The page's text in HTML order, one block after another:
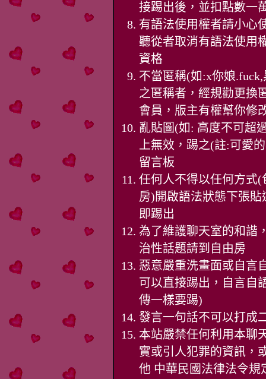
接踢出後，並扣點數一
有語法使用權者請小心
聽從者取消有語法使用
資格
不當匿稱(如:x你娘
之匿稱者，經規勸更換
會員，版主有權幫你修
亂貼圖(如: 高度不可超
上無效，踢之(註:可愛
留言板
任何人不得以任何方式
房)開啟語法狀態下張
即踢出
為了維護聊天室的和諧
治性話題請到自由房
惡意嚴重洗畫面或自言
可以直接踢出，自言自
傳一樣要踢)
發言一句話不可以打成
本站嚴禁任何利用本聊
實或引人犯罪的資訊，
他 中華民國法律法令規